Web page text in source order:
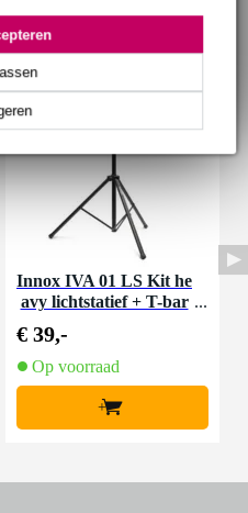
Innox IVA 01 LS Kit he
avy lichtstatief + T-bar
€ 39,-
Op voorraad
+